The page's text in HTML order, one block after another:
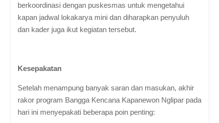
berkoordinasi dengan puskesmas untuk mengetahui
kapan jadwal lokakarya mini dan diharapkan penyuluh
dan kader juga ikut kegiatan tersebut.
Kesepakatan
Setelah menampung banyak saran dan masukan, akhir
rakor program Bangga Kencana Kapanewon Nglipar pada
hari ini menyepakati beberapa poin penting: